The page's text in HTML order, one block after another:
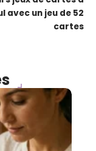
avec un jeu de 52
cartes